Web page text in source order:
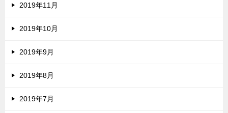
2019年11月
2019年10月
2019年9月
2019年8月
2019年7月